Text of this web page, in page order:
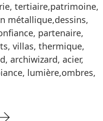
tertiaire,patrimoine,
métallique,dessins,
partenaire,
villas, thermique,
archiwizard, acier,
lumière,ombres,